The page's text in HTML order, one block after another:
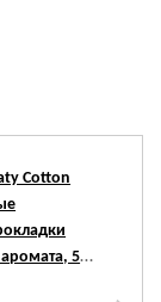
Cotton
аромата, 56